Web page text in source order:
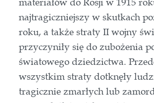
materiałów do Rosji w 1915
najtragiczniejszy w skutkach
roku, a także straty II wojny
przyczyniły się do zubożenia
światowego dziedzictwa.
wszystkim straty dotknęły
tragicznie zmarłych lub